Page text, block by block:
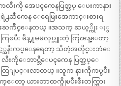
အေပၚကေနပြတ္သပ္ ေပးကာနား
႕ဆီကေန ေရေမြးအေကာင္းစားရ
းႀကိဳင္ေနတယ္ ။အသက္ ဆယ့္ကိုး ႏွ
ပီး မိန္႔မမလုပ္ဘူးတဲ့ ကြၽန္ေတာ့
နီးကပ္ေနရေတာ့ သိတဲ့အတိုင္းဘဲေ
းကိုေဘာင္ဘီေပၚကေန ပြတ္သပ္ေ
ျပင္းလာတယ္ ။သူက နားကိုကပ္ၿပီး
တာ့ ယားတာထက္ပိုၿပီးဖီးတက္သြား